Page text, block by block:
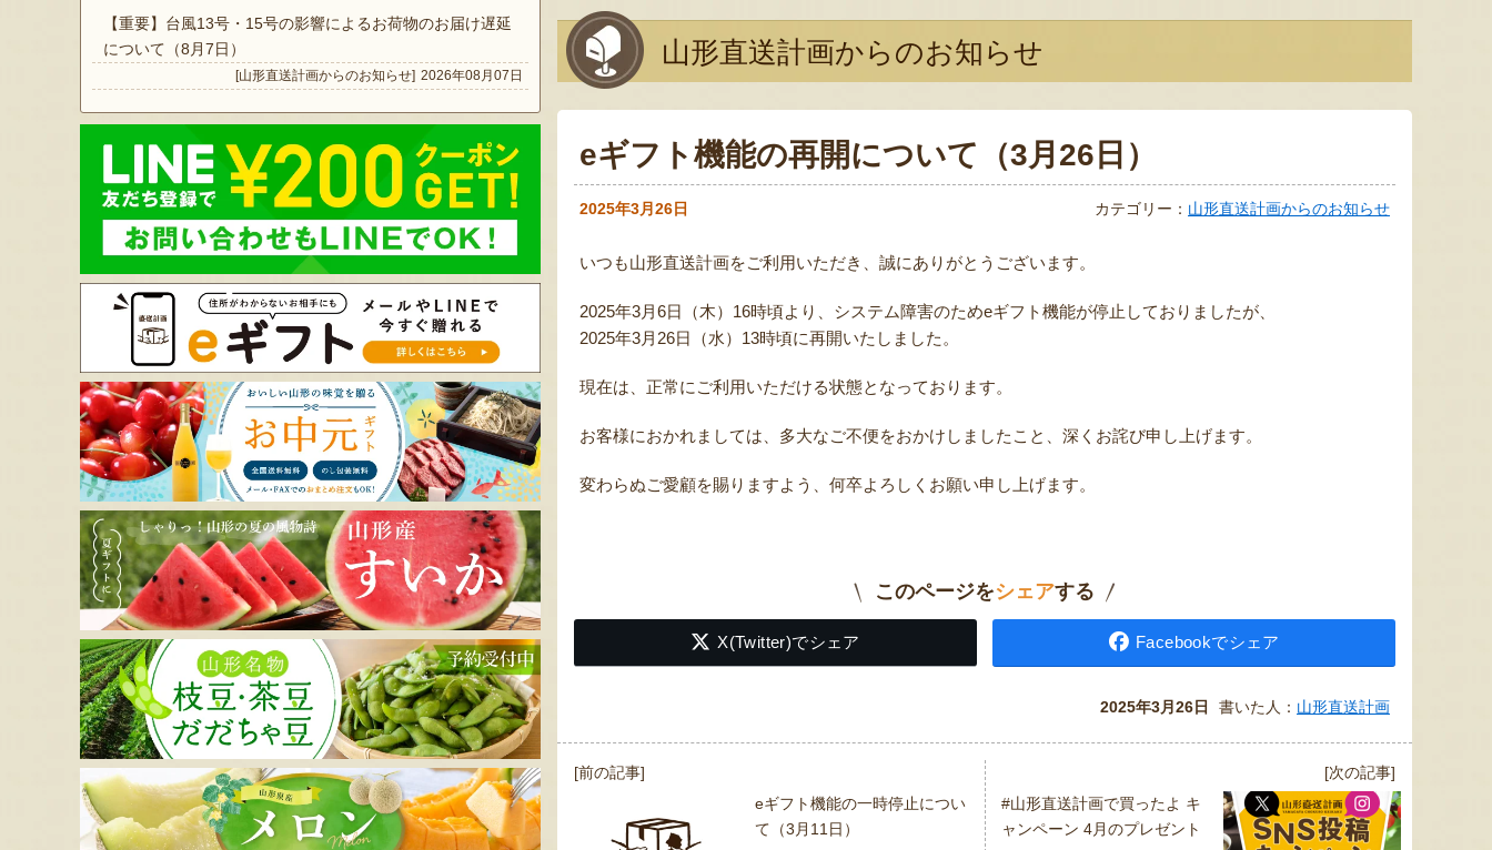
【重要】台風13号・15号の影響によるお荷物のお届け遅延
について（8月7日）
[山形直送計画からのお知らせ] 2026年08月07日
山形直送計画からのお知らせ
eギフト機能の再開について（3月26日）
2025年3月26日 カテゴリー： 山形直送計画からのお知らせ
いつも山形直送計画をご利用いただき、誠にありがとうございます。
2025年3月6日（木）16時頃より、システム障害のためeギフト機能が停止しておりましたが、
2025年3月26日（水）13時頃に再開いたしました。
現在は、正常にご利用いただける状態となっております。
お客様におかれましては、多大なご不便をおかけしましたこと、深くお詫び申し上げます。
変わらぬご愛顧を賜りますよう、何卒よろしくお願い申し上げます。
このページをシェアする
X(Twitter)でシェア Facebookでシェア
2025年3月26日 書いた人： 山形直送計画
投
[前の記事]
eギフト機能の一時停止につい
て（3月11日）
[次の記事]
#山形直送計画で買ったよ キ
ャンペーン 4月のプレゼント